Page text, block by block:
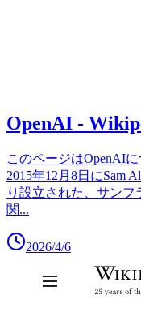
OpenAI -
このページはOpenAI
2015年12月8日にSam
り設立された、サン
関...
2026/4/6